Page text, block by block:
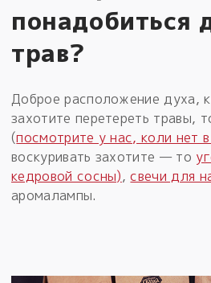
понадобиться
трав?
Доброе расположение духа,
захотите перетереть травы,
(посмотрите у нас, коли нет в
воскуривать захотите — то
кедровой сосны),свечи для
аромалампы.